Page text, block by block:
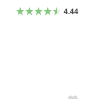
4.44